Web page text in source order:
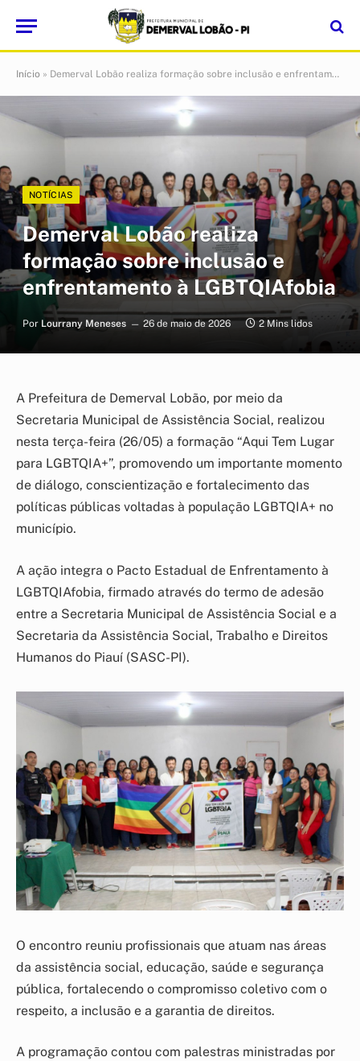
Início » Demerval Lobão realiza formação sobre inclusão e enfrentamento à LGBTQIAfobia
NOTÍCIAS
Demerval Lobão realiza
formação sobre inclusão e
enfrentamento à LGBTQIAfobia
Por Lourrany Meneses 26 de maio de 2026 2 Mins lidos
A Prefeitura de Demerval Lobão, por meio da
Secretaria Municipal de Assistência Social, realizou
nesta terça-feira (26/05) a formação “Aqui Tem Lugar
para LGBTQIA+”, promovendo um importante momento
de diálogo, conscientização e fortalecimento das
políticas públicas voltadas à população LGBTQIA+ no
município.
A ação integra o Pacto Estadual de Enfrentamento à
LGBTQIAfobia, firmado através do termo de adesão
entre a Secretaria Municipal de Assistência Social e a
Secretaria da Assistência Social, Trabalho e Direitos
Humanos do Piauí (SASC-PI).
O encontro reuniu profissionais que atuam nas áreas
da assistência social, educação, saúde e segurança
pública, fortalecendo o compromisso coletivo com o
respeito, a inclusão e a garantia de direitos.
A programação contou com palestras ministradas por